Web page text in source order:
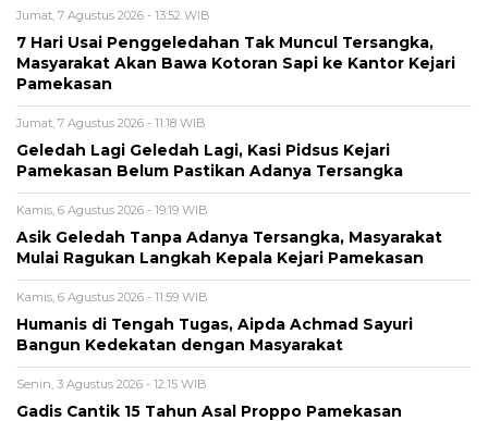
Jumat, 7 Agustus 2026 - 13:52 WIB
7 Hari Usai Penggeledahan Tak Muncul Tersangka,
Masyarakat Akan Bawa Kotoran Sapi ke Kantor Kejari
Pamekasan
Jumat, 7 Agustus 2026 - 11:18 WIB
Geledah Lagi Geledah Lagi, Kasi Pidsus Kejari
Pamekasan Belum Pastikan Adanya Tersangka
Kamis, 6 Agustus 2026 - 19:19 WIB
Asik Geledah Tanpa Adanya Tersangka, Masyarakat
Mulai Ragukan Langkah Kepala Kejari Pamekasan
Kamis, 6 Agustus 2026 - 11:59 WIB
Humanis di Tengah Tugas, Aipda Achmad Sayuri
Bangun Kedekatan dengan Masyarakat
Senin, 3 Agustus 2026 - 12:15 WIB
Gadis Cantik 15 Tahun Asal Proppo Pamekasan